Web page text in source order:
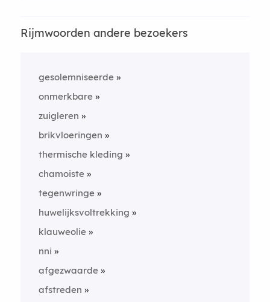
Rijmwoorden andere bezoekers
gesolemniseerde
onmerkbare
zuigleren
brikvloeringen
thermische kleding
chamoiste
tegenwringe
huwelijksvoltrekking
klauweolie
nni
afgezwaarde
afstreden